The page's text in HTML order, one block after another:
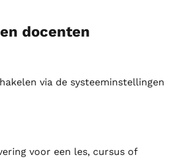
docenten
via de systeeminstellingen
voor een les, cursus of